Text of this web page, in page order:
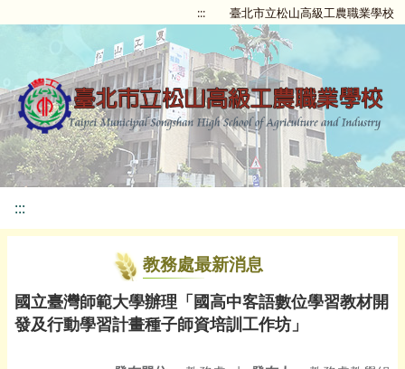
::: 臺北市立松山高級工農職業學校
:::
教務處最新消息
國立臺灣師範大學辦理「國高中客語數位學習教材開
發及行動學習計畫種子師資培訓工作坊」